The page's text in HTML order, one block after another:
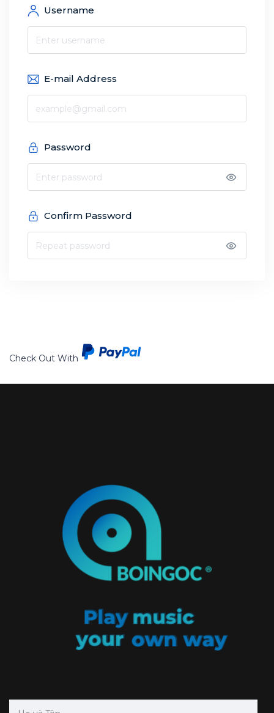
Username
E-mail Address
Password
Confirm Password
Check Out With